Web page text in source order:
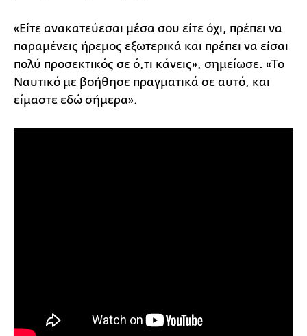
«Είτε ανακατεύεσαι μέσα σου είτε όχι, πρέπει να
παραμένεις ήρεμος εξωτερικά και πρέπει να είσαι
πολύ προσεκτικός σε ό,τι κάνεις», σημείωσε. «Το
Ναυτικό με βοήθησε πραγματικά σε αυτό, και
είμαστε εδώ σήμερα».